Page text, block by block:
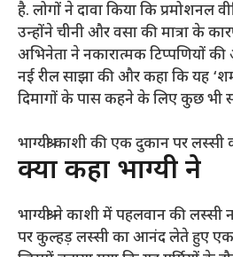
है. लोगों ने दावा किया कि प्रमोशनल
उन्होंने चीनी और वसा की मात्रा के
अभिनेता ने नकारात्मक टिप्पणियों
नई रील साझा की और कहा कि यह
दिमागों के पास कहने के लिए कुछ भी
भाग्यश्री काशी की एक दुकान पर
क्या कहा भाग्यश्री ने
भाग्यश्री ने काशी में पहलवान की
पर कुल्हड़ लस्सी का आनंद लेते हुए एक